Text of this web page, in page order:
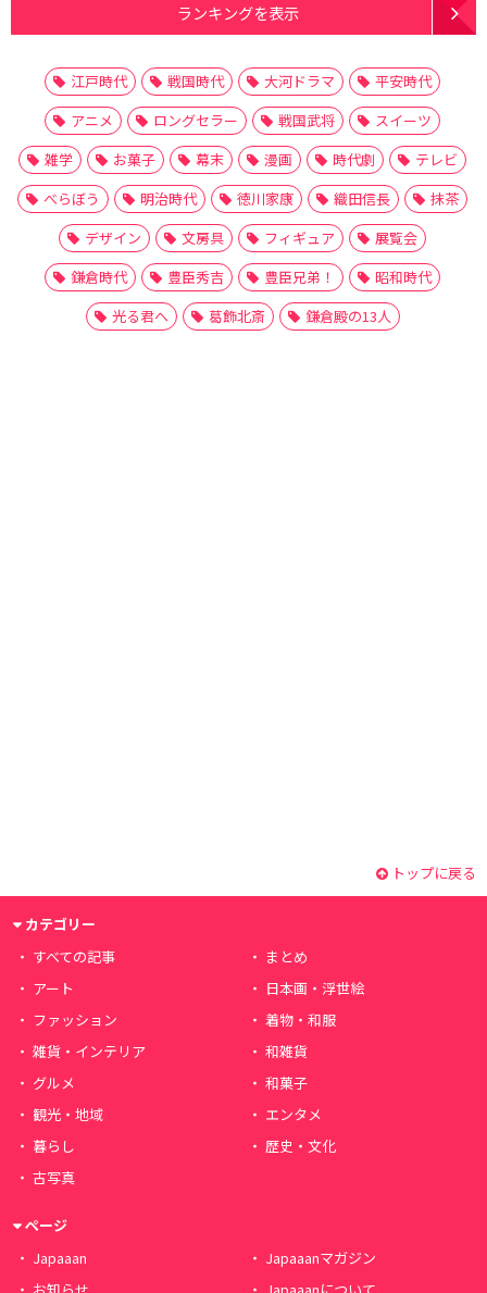
ランキングを表示
江戸時代 戦国時代 大河ドラマ
平安時代
アニメ
ロングセラー 戦国武将
スイーツ
雑学
お菓子 幕末 漫画 時代劇
テレビ
べらぼう
明治時代 徳川家康 織田信長
抹茶
デザイン
文房具 フィギュア
展覧会
鎌倉時代
豊臣秀吉 豊臣兄弟！
昭和時代
光る君へ
葛飾北斎 鎌倉殿の13人
トップに戻る
カテゴリー
すべての記事
まとめ
アート
日本画・浮世絵
ファッション
着物・和服
雑貨・インテリア
和雑貨
グルメ
和菓子
観光・地域
エンタメ
暮らし
歴史・文化
古写真
ページ
Japaaan
Japaaanマガジン